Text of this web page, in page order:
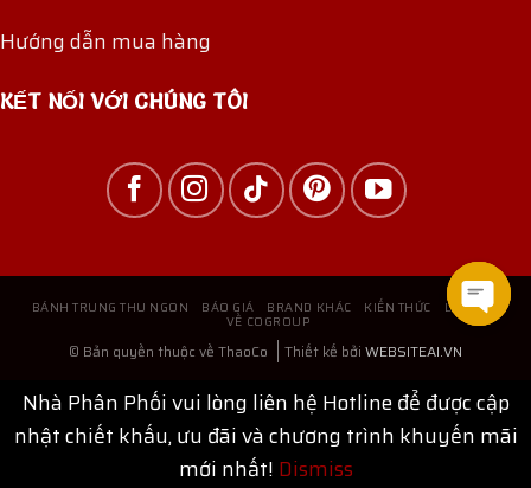
Hướng dẫn mua hàng
KẾT NỐI VỚI CHÚNG TÔI
BÁNH TRUNG THU NGON BÁO GIÁ BRAND KHÁC KIẾN THỨC LIÊN HỆ
VỀ COGROUP
© Bản quyền thuộc về ThaoCo Thiết kế bởi WEBSITEAI.VN
Nhà Phân Phối vui lòng liên hệ Hotline để được cập
nhật chiết khấu, ưu đãi và chương trình khuyến mãi
mới nhất! Dismiss